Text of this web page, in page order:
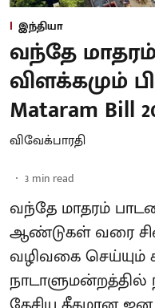
இந்தியா
வந்தே மாதரம்
விளக்கமும்
Mataram Bill
விவேக்பாரதி
3 min read
வந்தே மாதரம்
ஆண்டுகள் வரை
வழிவகை செய்யும்
நாடாளுமன்றத்தில்